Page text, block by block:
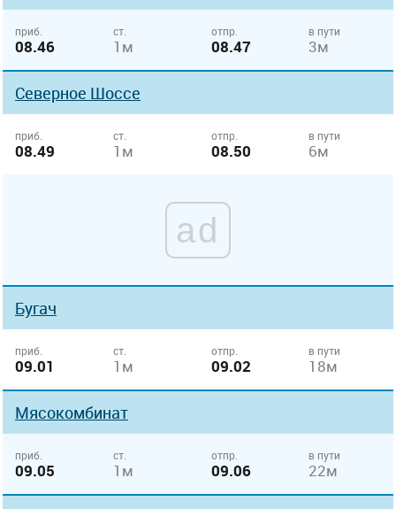
приб.
08.46
ст.
1м
отпр.
08.47
в пути
3м
Северное Шоссе
приб.
08.49
ст.
1м
отпр.
08.50
в пути
6м
ad
Бугач
приб.
09.01
ст.
1м
отпр.
09.02
в пути
18м
Мясокомбинат
приб.
09.05
ст.
1м
отпр.
09.06
в пути
22м